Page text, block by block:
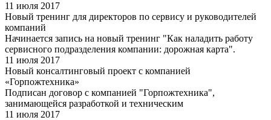
11 июля 2017
Новый тренинг для директоров по сервису и руководителей
компаний
Начинается запись на новый тренинг "Как наладить работу
сервисного подразделения компании: дорожная карта".
11 июля 2017
Новый консалтинговый проект с компанией
«Горпожтехника»
Подписан договор с компанией "Горпожтехника",
занимающейся разработкой и техническим
11 июля 2017